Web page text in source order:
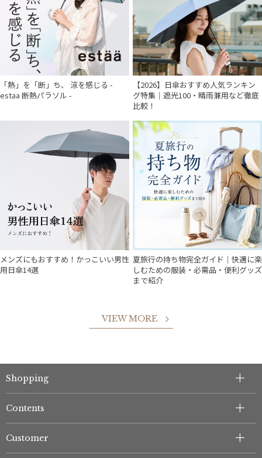
「熱」を「断」ち、 涼を感じる -
estaa 断熱パラソル -
【2026】日傘おすすめ人気ランキン
グ特集｜遮光100・晴雨兼用など徹底
比較！
メンズにもおすすめ！かっこいい男性
用日傘14選
夏旅行の持ち物完全ガイド｜快適に楽
しむための服装・必需品・便利グッズ
まで紹介
VIEW MORE
Shopping
Contents
Customer